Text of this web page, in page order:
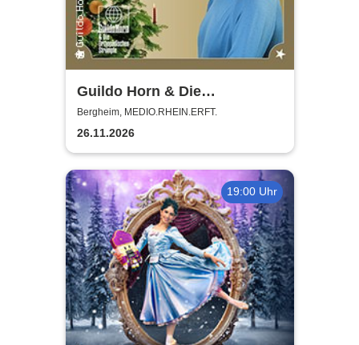
Guildo Horn & Die
Orthopädischen Strümpfe -
Weihnachten mit Guildo
Bergheim, MEDIO.RHEIN.ERFT.
26.11.2026
19:00 Uhr